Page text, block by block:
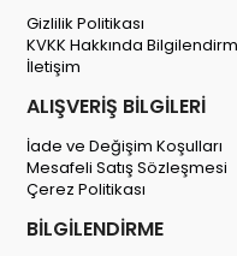
Gizlilik Politikası
KVKK Hakkında
İletişim
ALIŞVERİŞ BİLGİLERİ
İade ve Değişim Koşulları
Mesafeli Satış Sözleşmesi
Çerez Politikası
BİLGİLENDİRME